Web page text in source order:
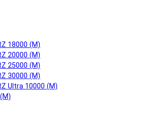
18000 (М)
20000 (М)
25000 (М)
30000 (М)
Ultra 10000 (М)
(М)